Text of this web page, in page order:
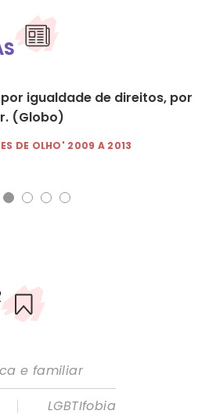
por igualdade de direitos, por
(Globo)
DE OLHO' 2009 A 2013
e familiar
|
LGBTIfobia